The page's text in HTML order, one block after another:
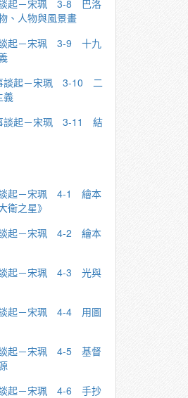
談起－宋珮 3-8 巴洛
、人物與風景畫
談起－宋珮 3-9 ⼗九
談起－宋珮 3-10 二
義
談起－宋珮 3-11 結
談起－宋珮 4-1 繪本
衛之星》
談起－宋珮 4-2 繪本
談起－宋珮 4-3 光與
談起－宋珮 4-4 ⽤圖
談起－宋珮 4-5 基督
談起－宋珮 4-6 ⼿抄